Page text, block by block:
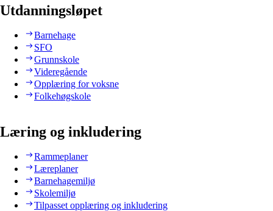
Utdanningsløpet
Barnehage
SFO
Grunnskole
Videregående
Opplæring for voksne
Folkehøgskole
Læring og inkludering
Rammeplaner
Læreplaner
Barnehagemiljø
Skolemiljø
Tilpasset opplæring og inkludering